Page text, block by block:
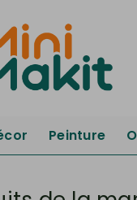
Peinture